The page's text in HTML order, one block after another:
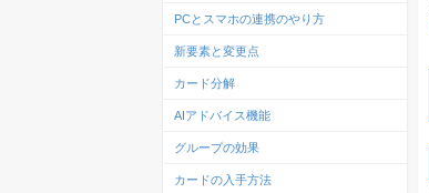
PCとスマホの連携のやり方
新要素と変更点
カード分解
AIアドバイス機能
グループの効果
カードの入手方法